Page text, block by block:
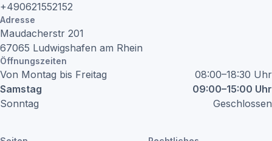
+490621552152
Adresse
Maudacherstr 201
67065 Ludwigshafen am Rhein
Öffnungszeiten
Von Montag bis Freitag
08:00–18:30 Uhr
Samstag
09:00–15:00 Uhr
Sonntag
Geschlossen